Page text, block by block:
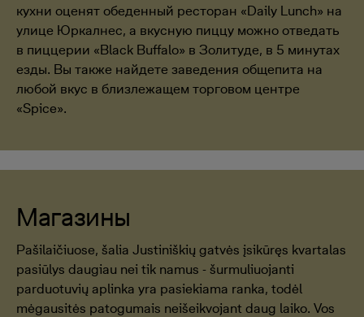
кухни оценят обеденный ресторан «Daily Lunch» на
улице Юркалнес, а вкусную пиццу можно отведать
в пиццерии «Black Buffalo» в Золитуде, в 5 минутах
езды. Вы также найдете заведения общепита на
любой вкус в близлежащем торговом центре
«Spice».
Магазины
Pašilaičiuose, šalia Justiniškių gatvės įsikūręs kvartalas
pasiūlys daugiau nei tik namus - šurmuliuojanti
parduotuvių aplinka yra pasiekiama ranka, todėl
mėgausitės patogumais neišeikvojant daug laiko. Vos